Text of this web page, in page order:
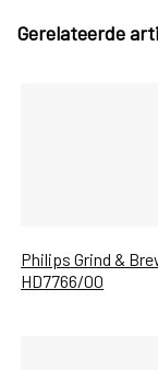
Gerelateerde
Philips Grind &
HD7766/00